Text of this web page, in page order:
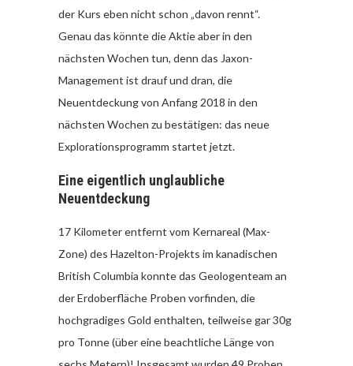
der Kurs eben nicht schon „davon rennt“.
Genau das könnte die Aktie aber in den
nächsten Wochen tun, denn das Jaxon-
Management ist drauf und dran, die
Neuentdeckung von Anfang 2018 in den
nächsten Wochen zu bestätigen: das neue
Explorationsprogramm startet jetzt.
Eine eigentlich unglaubliche
Neuentdeckung
17 Kilometer entfernt vom Kernareal (Max-
Zone) des Hazelton-Projekts im kanadischen
British Columbia konnte das Geologenteam an
der Erdoberfläche Proben vorfinden, die
hochgradiges Gold enthalten, teilweise gar 30g
pro Tonne (über eine beachtliche Länge von